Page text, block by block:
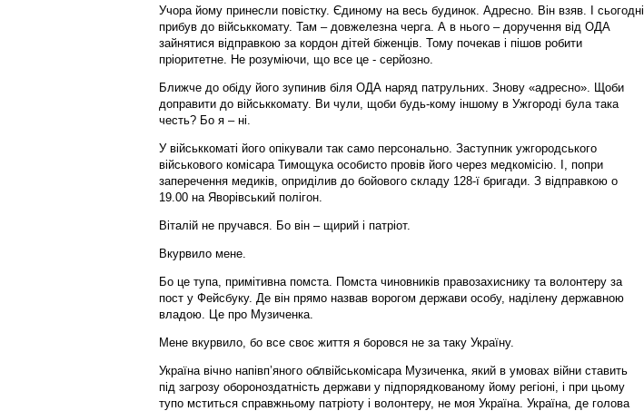
Учора йому принесли повістку. Єдиному на весь будинок. Адресно. Він взяв. І сьогодні
прибув до військкомату. Там – довжелезна черга. А в нього – доручення від ОДА
зайнятися відправкою за кордон дітей біженців. Тому почекав і пішов робити
пріоритетне. Не розуміючи, що все це - серйозно.
Ближче до обіду його зупинив біля ОДА наряд патрульних. Знову «адресно». Щоби
доправити до військкомату. Ви чули, щоби будь-кому іншому в Ужгороді була така
честь? Бо я – ні.
У військкоматі його опікували так само персонально. Заступник ужгородського
військового комісара Тимощука особисто провів його через медкомісію. І, попри
заперечення медиків, оприділив до бойового складу 128-ї бригади. З відправкою о
19.00 на Яворівський полігон.
Віталій не пручався. Бо він – щирий і патріот.
Вкурвило мене.
Бо це тупа, примітивна помста. Помста чиновників правозахиснику та волонтеру за
пост у Фейсбуку. Де він прямо назвав ворогом держави особу, наділену державною
владою. Це про Музиченка.
Мене вкурвило, бо все своє життя я боровся не за таку Україну.
Україна вічно напівп’яного облвійськомісара Музиченка, який в умовах війни ставить
під загрозу обороноздатність держави у підпорядкованому йому регіоні, і при цьому
тупо мститься справжньому патріоту і волонтеру, не моя Україна. Україна, де голова